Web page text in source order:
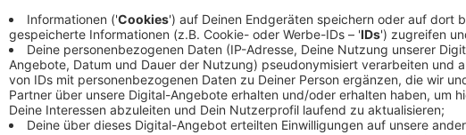
Auch auf der Eulerstraße und der Einmündung des
sollen laut dem Verkehrsdezernenten Jochen Kral
werden. Bei den Planungen der ersten beiden
"Radleitrouten", sieht Kral ebenfalls Fortschritte: